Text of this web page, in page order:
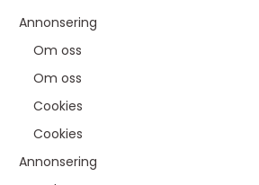
Annonsering
Om oss
Om oss
Cookies
Cookies
Annonsering